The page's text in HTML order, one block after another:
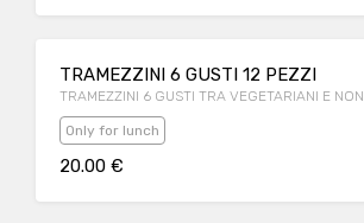
TRAMEZZINI 6 GUSTI 12 PEZZI
TRAMEZZINI 6 GUSTI TRA VEGETARIANI E NON
Only for lunch
20.00 €